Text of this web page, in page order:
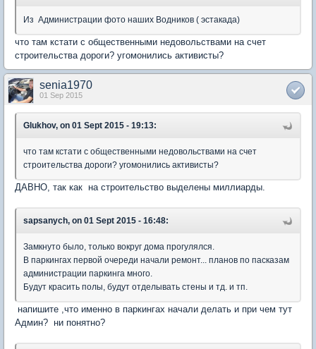
Из Администрации фото наших Водников ( эстакада)
что там кстати с общественными недовольствами на счет
строительства дороги? угомонились активисты?
senia1970
01 Sep 2015
Glukhov, on 01 Sept 2015 - 19:13:
что там кстати с общественными недовольствами на счет
строительства дороги? угомонились активисты?
ДАВНО, так как на строительство выделены миллиарды.
sapsanych, on 01 Sept 2015 - 16:48:
Замкнуто было, только вокруг дома прогулялся.
В паркингах первой очереди начали ремонт... планов по пасказам
администрации паркинга много.
Будут красить полы, будут отделывать стены и тд. и тп.
напишите ,что именно в паркингах начали делать и при чем тут
Админ? ни понятно?